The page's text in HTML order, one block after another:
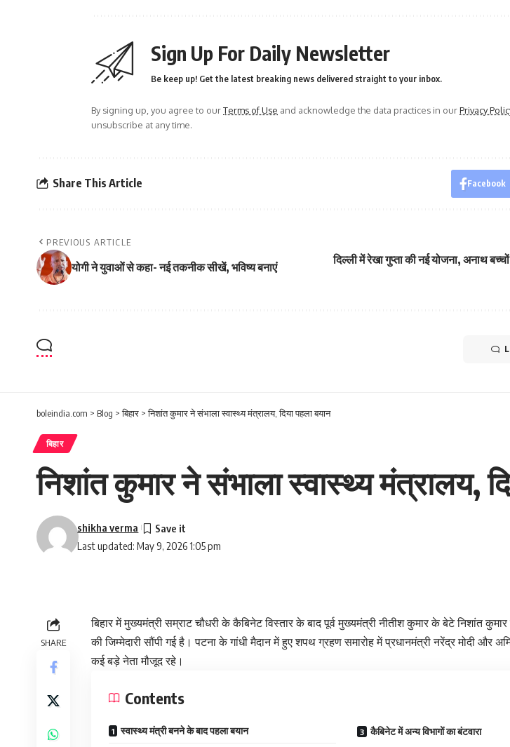
Sign Up For Daily Newsletter
Be keep up! Get the latest breaking news delivered straight to your inbox.
By signing up, you agree to ourTerms of Use and acknowledge the data practices in ourPrivacy
unsubscribe at any time.
Share This Article Facebook
PREVIOUS ARTICLE
योगी ने युवाओं से कहा- नई तकनीक सीखें, भविष्य बनाएं
दिल्ली में रेखा गुप्ता की नई योजना, अनाथ बच्चों
boleindia.com > Blog >बिहार >निशांत कुमार ने संभाला स्वास्थ्य मंत्रालय, दिया पहला बयान
बिहार
निशांत कुमार ने संभाला स्वास्थ्य मंत्रालय,
Last updated: May 9, 2026 1:05 pm
shikha verma